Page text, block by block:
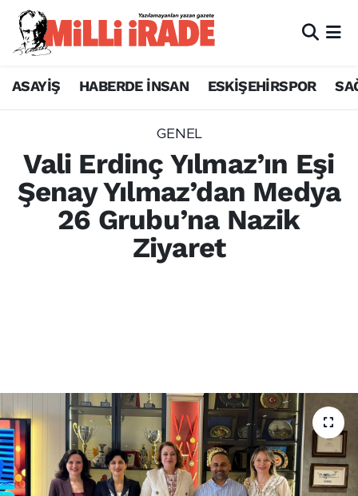
ASAYİŞ HABERDE İNSAN ESKİŞEHİRSPOR
GENEL
Vali Erdinç Yılmaz’ın Eşi
Şenay Yılmaz’dan Medya
26 Grubu’na Nazik
Ziyaret